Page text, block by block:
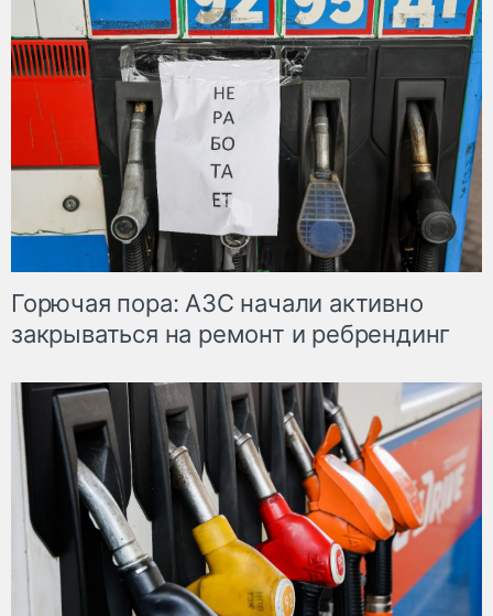
Горючая пора: АЗС начали активно
закрываться на ремонт и ребрендинг